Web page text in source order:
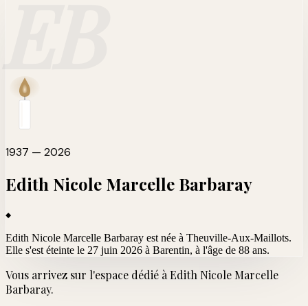
1937 — 2026
Edith Nicole Marcelle Barbaray
Edith Nicole Marcelle Barbaray est née à Theuville-Aux-Maillots.
Elle s'est éteinte le 27 juin 2026 à Barentin, à l'âge de 88 ans.
Vous arrivez sur l'espace dédié à Edith Nicole Marcelle
Barbaray.